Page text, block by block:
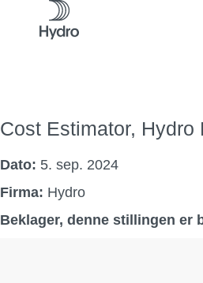
Cost Estimator, Hydro
Dato: 5. sep. 2024
Firma: Hydro
Beklager, denne stillingen er